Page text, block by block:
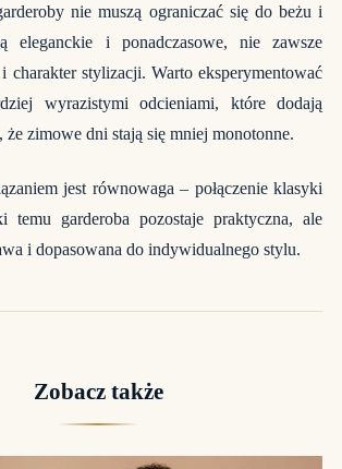
nie muszą ograniczać się do beżu i
eleganckie i ponadczasowe, nie zawsze
charakter stylizacji. Warto eksperymentować
wyrazistymi odcieniami, które dodają
że zimowe dni stają się mniej monotonne.
jest równowaga – połączenie klasyki
temu garderoba pozostaje praktyczna, ale
i dopasowana do indywidualnego stylu.
Zobacz także